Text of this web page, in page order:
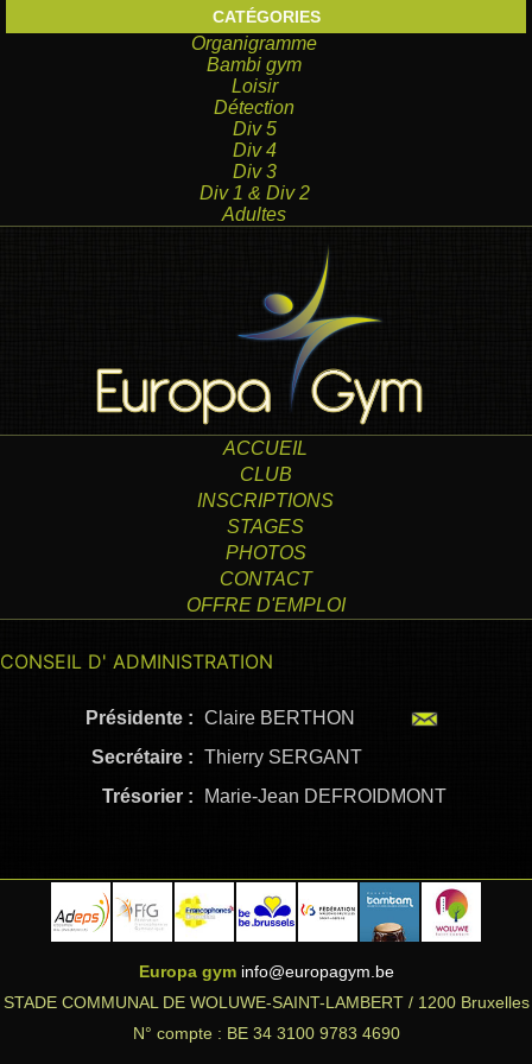
CATÉGORIES
Organigramme
Bambi gym
Loisir
Détection
Div 5
Div 4
Div 3
Div 1 & Div 2
Adultes
ACCUEIL
CLUB
INSCRIPTIONS
STAGES
PHOTOS
CONTACT
OFFRE D'EMPLOI
CONSEIL D' ADMINISTRATION
Présidente : Claire BERTHON
Secrétaire : Thierry SERGANT
Trésorier :
Marie-Jean DEFROIDMONT
Europa gym info@europagym.be
STADE COMMUNAL DE WOLUWE-SAINT-LAMBERT / 1200 Bruxelles
N° compte : BE 34 3100 9783 4690